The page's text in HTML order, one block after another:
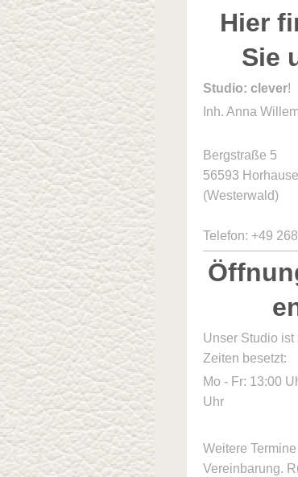
Hier
Sie
Studio: clever!
Inh. Anna
Bergstraße 5
56593
(Westerwald)
Telefon: +49
Unser Studio ist
Zeiten besetzt:
Mo - Fr: 13:00
Uhr
Weitere
Vereinbarung.